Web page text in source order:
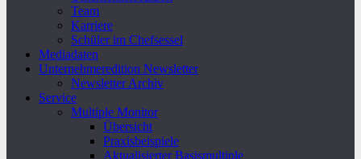
Team
Karriere
Schüler im Chefsessel
Mediadaten
Unternehmeredition Newsletter
Newsletter Archiv
Service
Multiple Monitor
Übersicht
Praxisbeispiele
Aktualisierter Basismultiple